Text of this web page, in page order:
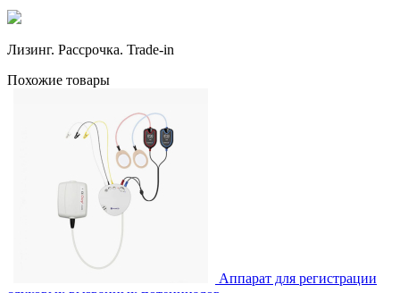
Лизинг. Рассрочка. Trade-in
Похожие товары
Аппарат для регистрации